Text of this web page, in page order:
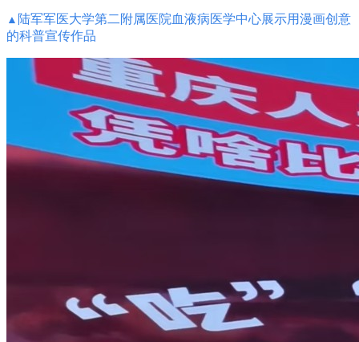
▲ 陆军军医大学第二附属医院血液病医学中心展示用漫画创意
的科普宣传作品